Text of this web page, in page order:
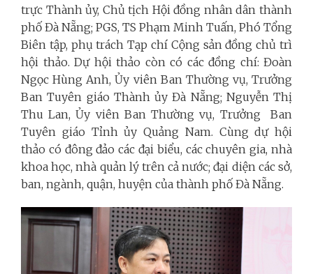
trực Thành ủy, Chủ tịch Hội đồng nhân dân thành
phố Đà Nẵng; PGS, TS Phạm Minh Tuấn, Phó Tổng
Biên tập, phụ trách Tạp chí Cộng sản đồng chủ trì
hội thảo. Dự hội thảo còn có các đồng chí: Đoàn
Ngọc Hùng Anh, Ủy viên Ban Thường vụ, Trưởng
Ban Tuyên giáo Thành ủy Đà Nẵng; Nguyễn Thị
Thu Lan, Ủy viên Ban Thường vụ, Trưởng Ban
Tuyên giáo Tỉnh ủy Quảng Nam. Cùng dự hội
thảo có đông đảo các đại biểu, các chuyên gia, nhà
khoa học, nhà quản lý trên cả nước; đại diện các sở,
ban, ngành, quận, huyện của thành phố Đà Nẵng.